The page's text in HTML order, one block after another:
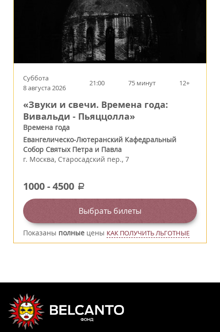
Суббота
8 августа 2026
21:00 75 минут 12+
«Звуки и свечи. Времена года:
Вивальди - Пьяццолла»
Времена года
Евангелическо-Лютеранский Кафедральный
Собор Святых Петра и Павла
г. Москва, Старосадский пер., 7
1000-4500 a
Выбрать билеты
Показаны полные цены КАК ПОЛУЧИТЬ ЛЬГОТНЫЕ